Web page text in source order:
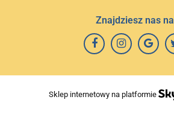
Znajdziesz nas na
Sklep internetowy na platformie